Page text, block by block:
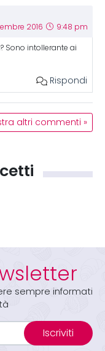
2016 9:48 pm
Sono intollerante ai
Rispondi
altri commenti »
sempre informati
Iscriviti